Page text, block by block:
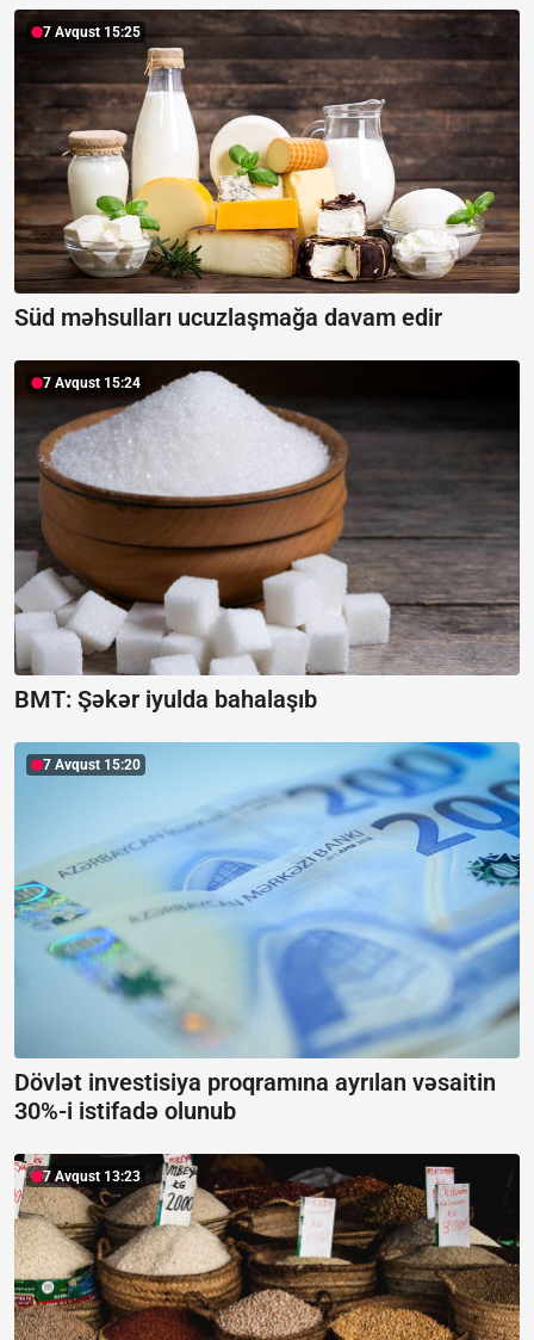
7 Avqust 15:25
Süd məhsulları ucuzlaşmağa davam edir
7 Avqust 15:24
BMT: Şəkər iyulda bahalaşıb
7 Avqust 15:20
Dövlət investisiya proqramına ayrılan vəsaitin
30%-i istifadə olunub
7 Avqust 13:23